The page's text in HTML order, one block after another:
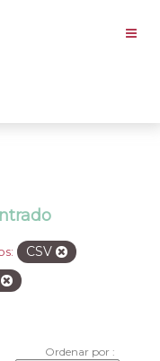
CSV
Ordenar por